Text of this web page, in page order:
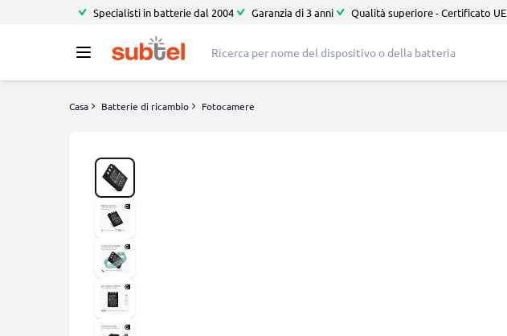
Specialisti in batterie dal 2004 Garanzia di 3 anni Qualità superiore - Certificato UE
Casa Batterie di ricambio Fotocamere